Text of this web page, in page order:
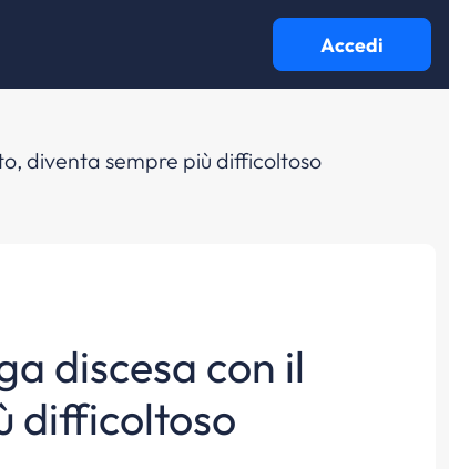
Accedi
diventa sempre più difficoltoso
discesa con il
difficoltoso